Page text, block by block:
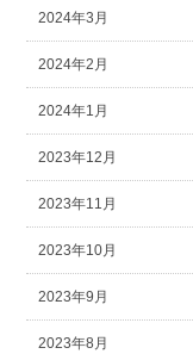
2024年3月
2024年2月
2024年1月
2023年12月
2023年11月
2023年10月
2023年9月
2023年8月